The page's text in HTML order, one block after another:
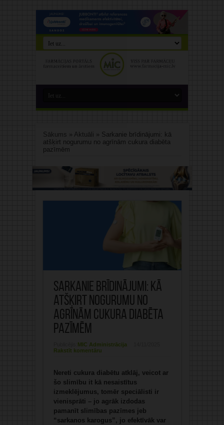
Sākums » Aktuāli » Sarkanie brīdinājumi: kā
atšķirt nogurumu no agrīnām cukura diabēta
pazīmēm
Sarkanie brīdinājumi: kā
atšķirt nogurumu no
agrīnām cukura diabēta
pazīmēm
MIC Administrācija
Rakstīt komentāru
Nereti cukura diabētu atklāj, veicot ar
šo slimību it kā nesaistītus
izmeklējumus, tomēr speciālisti ir
vienisprāti – jo agrāk izdodas
pamanīt slimības pazīmes jeb
“sarkanos karogus”, jo efektīvāk var